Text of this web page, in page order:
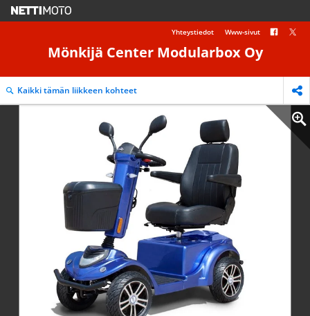
Mönkijä Center Modularbox Oy
Yhteystiedot Www-sivut
Kaikki tämän liikkeen kohteet